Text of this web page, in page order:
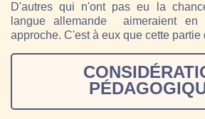
D'autres qui n'ont pas eu la
langue allemande aimeraient en
approche. C'est à eux que cette partie